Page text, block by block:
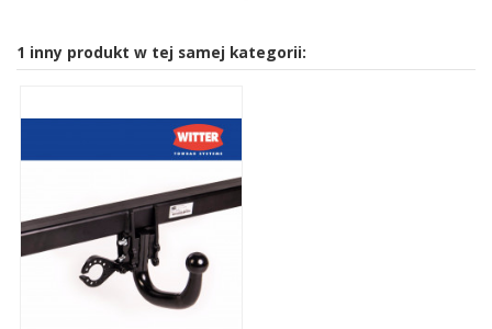
1 inny produkt w tej samej kategorii: